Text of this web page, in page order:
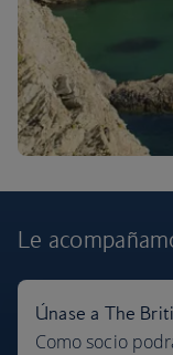
Nuestros
Le
Únase a The
Como socio